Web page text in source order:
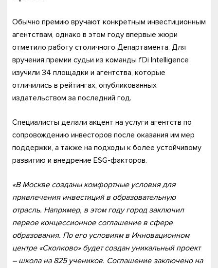
Обычно премию вручают конкретным инвестиционным
агентствам, однако в этом году впервые жюри
отметило работу столичного Департамента. Для
вручения премии судьи из команды fDi Intelligence
изучили 34 площадки и агентства, которые
отличились в рейтингах, опубликованных
издательством за последний год.
Специалисты делали акцент на услуги агентств по
сопровождению инвесторов после оказания им мер
поддержки, а также на подходы к более устойчивому
развитию и внедрение ESG-факторов.
«В Москве созданы комфортные условия для
привлечения инвестиций в образовательную
отрасль. Например, в этом году город заключил
первое концессионное соглашение в сфере
образования. По его условиям в Инновационном
центре «Сколково» будет создан уникальный проект
– школа на 825 учеников. Соглашение заключено на